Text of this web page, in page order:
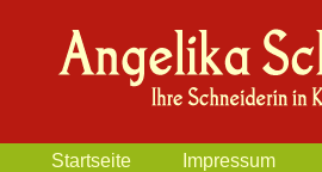
Startseite Impressum